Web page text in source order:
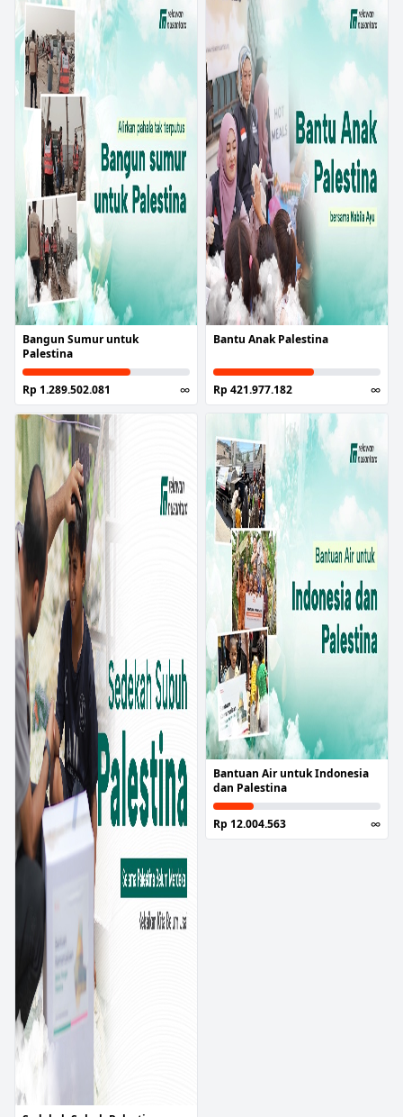
Bangun Sumur untuk
Palestina
Rp 1.289.502.081 ∞
Bantu Anak Palestina
Rp 421.977.182 ∞
Bantuan Air untuk Indonesia
dan Palestina
Rp 12.004.563 ∞